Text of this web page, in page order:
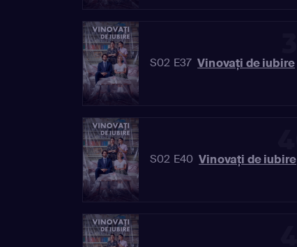
S02 E37 Vinovaţi de iubire
S02 E40 Vinovaţi de iubire